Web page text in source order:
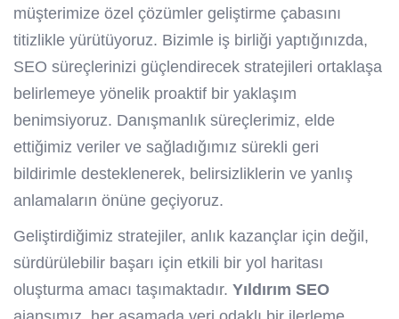
müşterimize özel çözümler geliştirme çabasını
titizlikle yürütüyoruz. Bizimle iş birliği yaptığınızda,
SEO süreçlerinizi güçlendirecek stratejileri ortaklaşa
belirlemeye yönelik proaktif bir yaklaşım
benimsiyoruz. Danışmanlık süreçlerimiz, elde
ettiğimiz veriler ve sağladığımız sürekli geri
bildirimle desteklenerek, belirsizliklerin ve yanlış
anlamaların önüne geçiyoruz.
Geliştirdiğimiz stratejiler, anlık kazançlar için değil,
sürdürülebilir başarı için etkili bir yol haritası
oluşturma amacı taşımaktadır. Yıldırım SEO